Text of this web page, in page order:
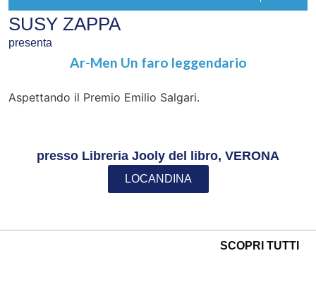
SUSY ZAPPA
presenta
Ar-Men Un faro leggendario
Aspettando il Premio Emilio Salgari.
presso Libreria Jooly del libro, VERONA
LOCANDINA
SCOPRI TUTTI